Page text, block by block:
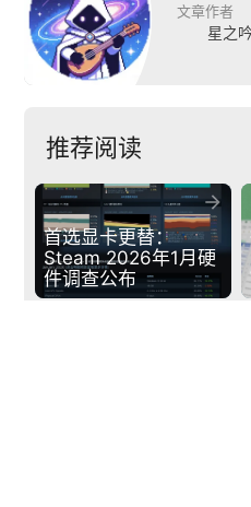
文章作者
星之
推荐阅读
首选显卡更替：
Steam 2026年1月硬
件调查公布
